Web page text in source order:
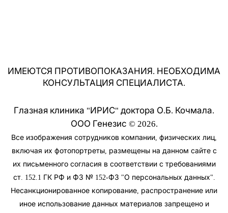
ИМЕЮТСЯ ПРОТИВОПОКАЗАНИЯ. НЕОБХОДИМА
КОНСУЛЬТАЦИЯ СПЕЦИАЛИСТА.
Глазная клиника "ИРИС" доктора О.Б. Кочмала.
ООО Генезис © 2026.
Все изображения сотрудников компании, физических лиц,
включая их фотопортреты, размещены на данном сайте с
их письменного согласия в соответствии с требованиями
ст. 152.1 ГК РФ и ФЗ № 152-ФЗ "О персональных данных".
Несанкционированное копирование, распространение или
иное использование данных материалов запрещено и